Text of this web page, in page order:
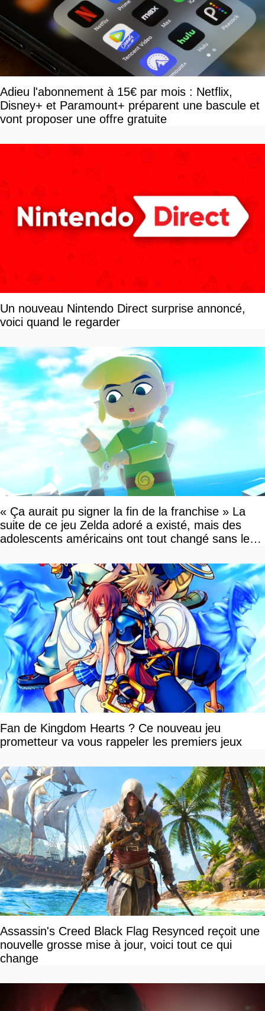
Adieu l'abonnement à 15€ par mois : Netflix,
Disney+ et Paramount+ préparent une bascule et
vont proposer une offre gratuite
Un nouveau Nintendo Direct surprise annoncé,
voici quand le regarder
« Ça aurait pu signer la fin de la franchise » La
suite de ce jeu Zelda adoré a existé, mais des
adolescents américains ont tout changé sans le
Fan de Kingdom Hearts ? Ce nouveau jeu
prometteur va vous rappeler les premiers jeux
Assassin's Creed Black Flag Resynced reçoit une
nouvelle grosse mise à jour, voici tout ce qui
change